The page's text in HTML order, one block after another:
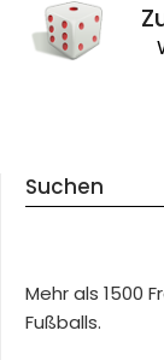
Suchen
Mehr als 1500
Fußballs.